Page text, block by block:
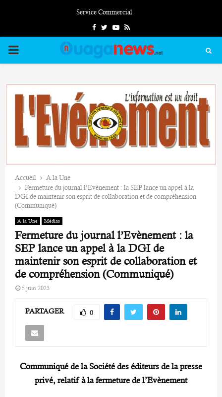
Service Commercial
FacebookTwitterYoutube
Rss
PRIMARY
Accueil
A la Une
Fermeture du journal l’Evènement : la SEP lance un appel à la
DGI de maintenir son esprit de collaboration et de compréhension
(Communiqué)
A la Une Médias
Fermeture du journal l’Evènement : la
SEP lance un appel à la DGI de
maintenir son esprit de collaboration et
de compréhension (Communiqué)
5 juin 2023
PARTAGER 0
Communiqué de la Société des éditeurs de la presse
privé, relatif à la fermeture de l’Evènement